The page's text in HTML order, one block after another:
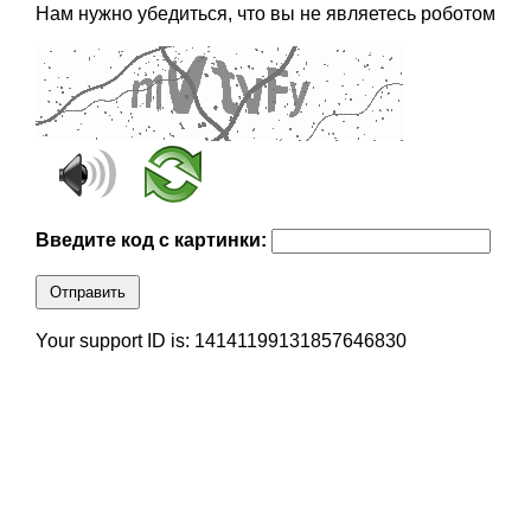
Нам нужно убедиться, что вы не являетесь роботом
Введите код с картинки:
Отправить
Your support ID is: 14141199131857646830